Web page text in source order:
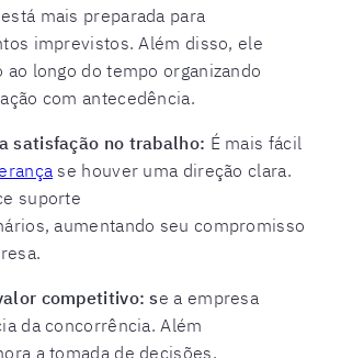
mais preparada para
imprevistos. Além disso, ele
ao longo do tempo organizando
com antecedência.
satisfação no trabalho: É mais fácil
se houver uma direção clara.
suporte
aumentando seu compromisso
competitivo: se a empresa
da concorrência. Além
a tomada de decisões,